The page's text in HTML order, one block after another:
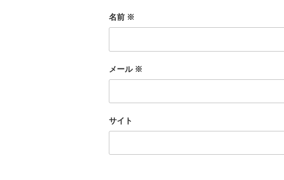
名前 ※
メール ※
サイト